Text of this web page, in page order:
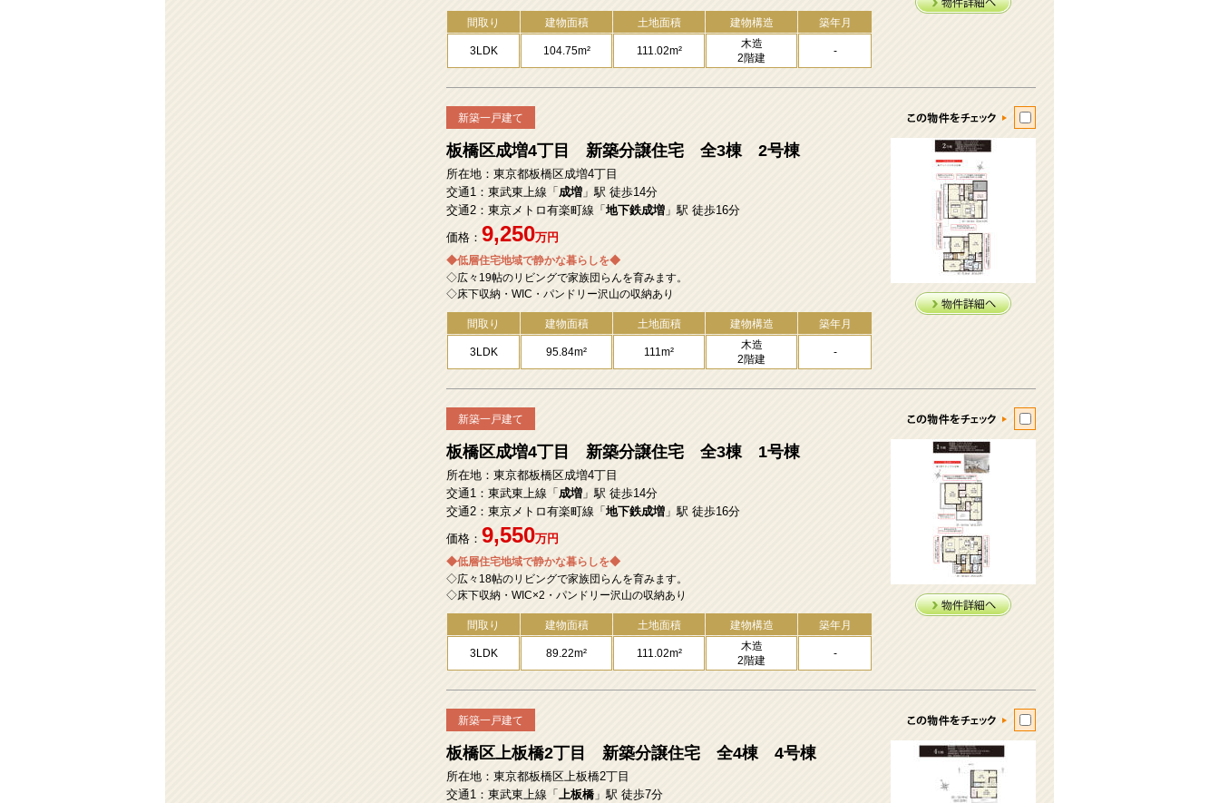
間取り 建物面積 土地面積 建物構造 築年月
3LDK 104.75m² 111.02m²
木造
2階建
-
新築一戸建て
板橋区成増4丁目 新築分譲住宅 全3棟 2号棟
所在地：東京都板橋区成増4丁目
交通1：東武東上線「 成増 」駅 徒歩14分
交通2：東京メトロ有楽町線「地下鉄成増 」駅 徒歩16分
価格： 9,250万円
◆低層住宅地域で静かな暮らしを◆
◇広々19帖のリビングで家族団らんを育みます。
◇床下収納・WIC・パンドリー沢山の収納あり
間取り 建物面積 土地面積 建物構造 築年月
3LDK 95.84m² 111m²
木造
2階建
-
新築一戸建て
板橋区成増4丁目 新築分譲住宅 全3棟 1号棟
所在地：東京都板橋区成増4丁目
交通1：東武東上線「 成増 」駅 徒歩14分
交通2：東京メトロ有楽町線「 地下鉄成増 」駅 徒歩16分
価格： 9,550万円
◆低層住宅地域で静かな暮らしを◆
◇広々18帖のリビングで家族団らんを育みます。
◇床下収納・WIC×2・パンドリー沢山の収納あり
間取り 建物面積 土地面積 建物構造 築年月
3LDK 89.22m² 111.02m²
木造
2階建
-
新築一戸建て
板橋区上板橋2丁目 新築分譲住宅 全4棟 4号棟
所在地：東京都板橋区上板橋2丁目
交通1：東武東上線「
上板橋 」駅 徒歩7分